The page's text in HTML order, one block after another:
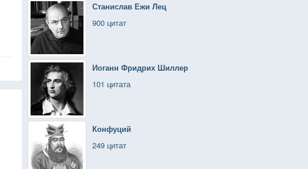
Станислав Ежи Лец
900 цитат
Иоганн Фридрих Шиллер
101 цитата
Конфуций
249 цитат